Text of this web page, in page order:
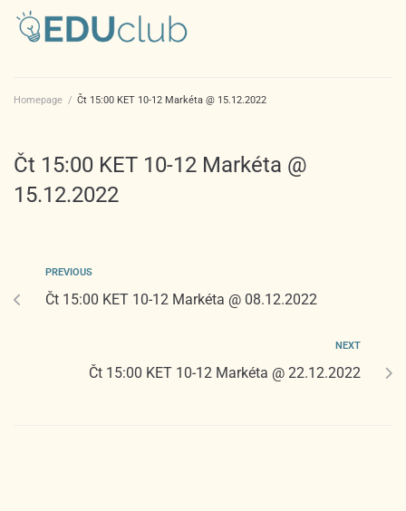
Homepage / Čt 15:00 KET 10-12 Markéta @ 15.12.2022
Čt 15:00 KET 10-12 Markéta @
15.12.2022
PREVIOUS
Čt 15:00 KET 10-12 Markéta @ 08.12.2022
NEXT
Čt 15:00 KET 10-12 Markéta @ 22.12.2022